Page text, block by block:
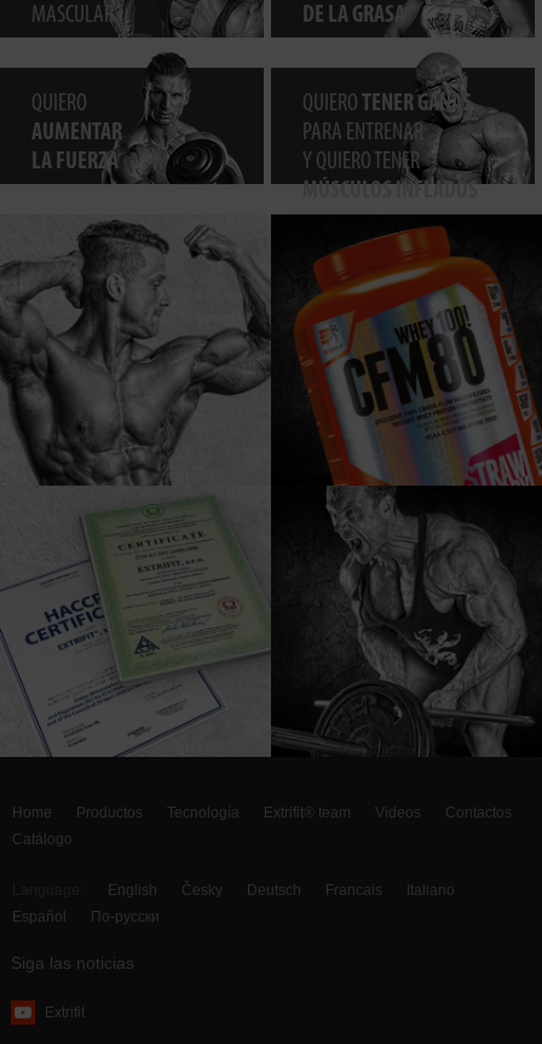
MASCULAR
DE LA GRASA
QUIERO
AUMENTAR
LA FUERZA
QUIERO TENER GANAS
PARA ENTRENAR
Y QUIERO TENER
MÚSCULOS INFLADOS
Home Productos Tecnología Extrifit® team Videos
Contactos
Catálogo
English Česky Deutsch Francais
Italiano
Español
По-русски
Siga las noticias
Extrifit